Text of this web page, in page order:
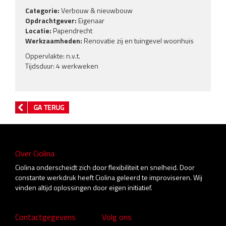
Categorie:Verbouw & nieuwbouw
Opdrachtgever:Eigenaar
Locatie:Papendrecht
Werkzaamheden:Renovatie zij en tuingevel woonhuis
Oppervlakte: n.v.t.
Tijdsduur: 4 werkweken
Over Ciolina
Ciolina onderscheidt zich door flexibiliteit en snelheid. Door
constante werkdruk heeft Ciolina geleerd te improviseren. Wij
vinden altijd oplossingen door eigen initiatief.
Contactgegevens Volg ons